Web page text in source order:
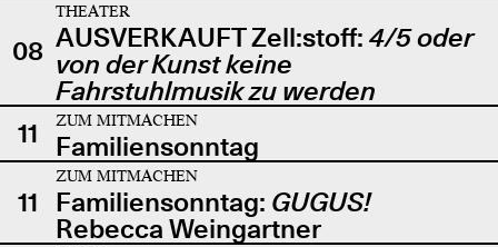
08
THEATER
AUSVERKAUFT Zell:stoff: 4/5 oder
von der Kunst keine
Fahrstuhlmusik zu werden
11
ZUM MITMACHEN
Familiensonntag
11
ZUM MITMACHEN
Familiensonntag: GUGUS!
Rebecca Weingartner